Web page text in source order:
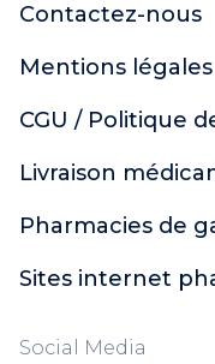
Contactez-nous
Mentions légales
CGU / Politique
Livraison
Pharmacies de
Sites internet
Social Media